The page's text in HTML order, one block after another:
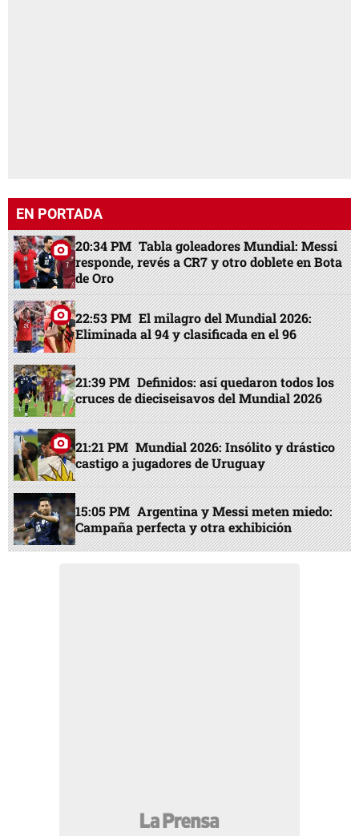
EN PORTADA
20:34 PM Tabla goleadores Mundial: Messi
responde, revés a CR7 y otro doblete en Bota
de Oro
22:53 PM El milagro del Mundial 2026:
Eliminada al 94 y clasificada en el 96
21:39 PM Definidos: así quedaron todos los
cruces de dieciseisavos del Mundial 2026
21:21 PM Mundial 2026: Insólito y drástico
castigo a jugadores de Uruguay
15:05 PM Argentina y Messi meten miedo:
Campaña perfecta y otra exhibición